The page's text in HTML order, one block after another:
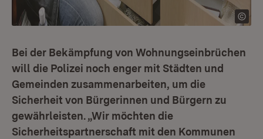
Bei der Bekämpfung von Wohnungseinbrüchen
will die Polizei noch enger mit Städten und
Gemeinden zusammenarbeiten, um die
Sicherheit von Bürgerinnen und Bürgern zu
gewährleisten. „Wir möchten die
Sicherheitspartnerschaft mit den Kommunen